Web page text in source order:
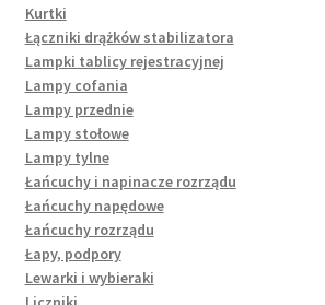
Kurtki
Łączniki drążków stabilizatora
Lampki tablicy rejestracyjnej
Lampy cofania
Lampy przednie
Lampy stołowe
Lampy tylne
Łańcuchy i napinacze rozrządu
Łańcuchy napędowe
Łańcuchy rozrządu
Łapy, podpory
Lewarki i wybieraki